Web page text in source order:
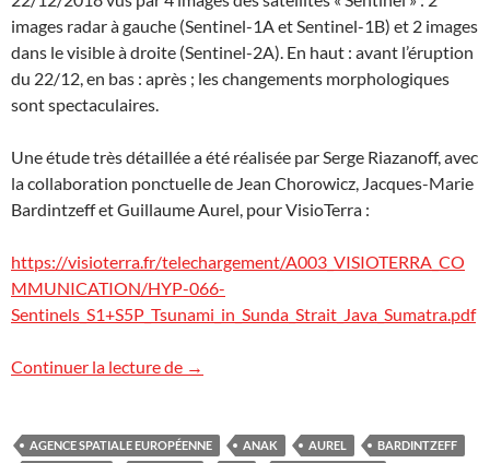
images radar à gauche (Sentinel-1A et Sentinel-1B) et 2 images
dans le visible à droite (Sentinel-2A). En haut : avant l’éruption
du 22/12, en bas : après ; les changements morphologiques
sont spectaculaires.
Une étude très détaillée a été réalisée par Serge Riazanoff, avec
la collaboration ponctuelle de Jean Chorowicz, Jacques-Marie
Bardintzeff et Guillaume Aurel, pour VisioTerra :
https://visioterra.fr/telechargement/A003_VISIOTERRA_CO
MMUNICATION/HYP-066-
Sentinels_S1+S5P_Tsunami_in_Sunda_Strait_Java_Sumatra.pdf
Continuer la lecture de Le Krakatoa vu par les satellites Sentinel
→
AGENCE SPATIALE EUROPÉENNE ANAK AUREL
BARDINTZEFF